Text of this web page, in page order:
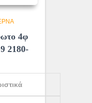
4φ
2180-